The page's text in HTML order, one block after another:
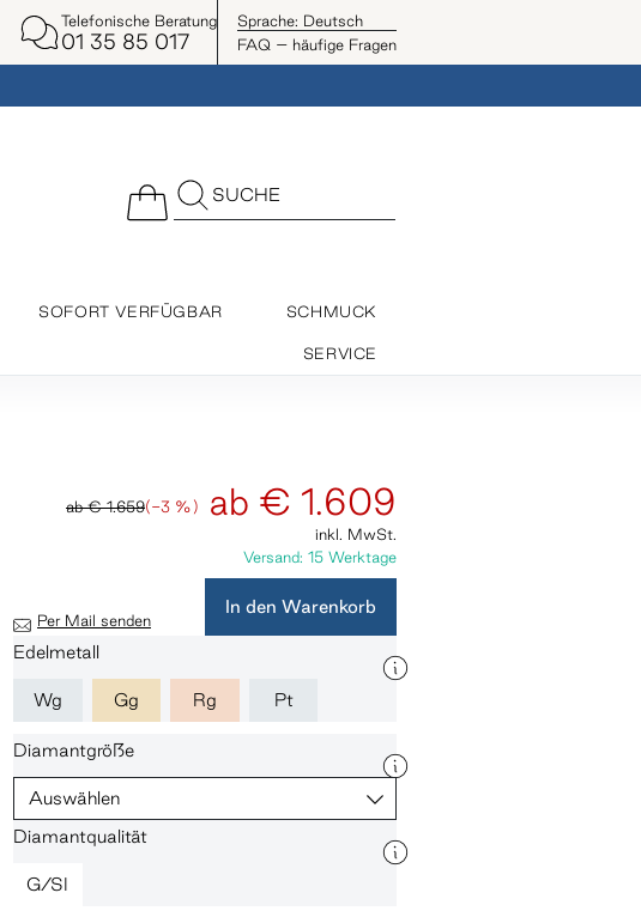
Telefonische Beratung
01 35 85 017
Sprache: Deutsch
FAQ – häufige Fragen
SUCHE
SOFORT VERFÜGBAR SCHMUCK
SERVICE
ab€ 1.659(-3 %) ab € 1.609
inkl. MwSt.
Versand: 15 Werktage
Per Mail senden
In den Warenkorb
Edelmetall
Wg Gg Rg Pt
Diamantgröße
Auswählen
Diamantqualität
G/SI